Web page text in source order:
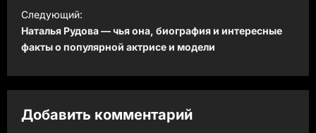
и
г
а
ц
я
Следующий:
Наталья Рудова — чья она, биография и интересные
факты о популярной актрисе и модели
Добавить комментарий